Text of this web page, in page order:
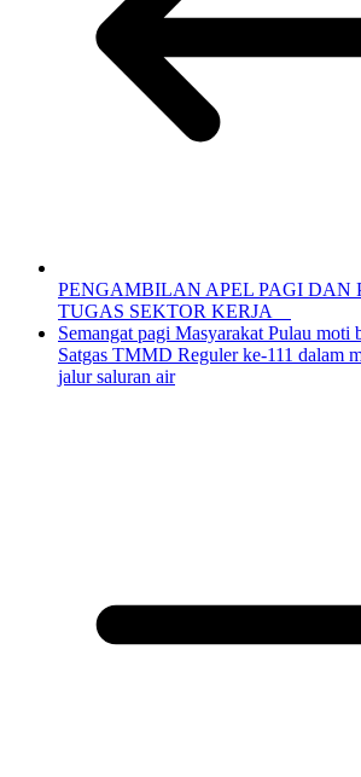
PENGAMBILAN APEL PAGI DAN
TUGAS SEKTOR KERJA
Semangat pagi Masyarakat Pulau moti
Satgas TMMD Reguler ke-111 dalam
jalur saluran air